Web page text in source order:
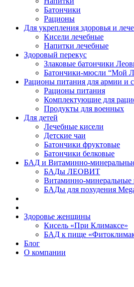
Батончики
Рационы
Для укрепления здоровья и
Кисели лечебные
Напитки лечебные
Здоровый перекус
Злаковые батончики
Батончики-мюсли “Мой
Рационы питания для армии и
Рационы питания
Комплектующие для
Продукты для военных
Для детей
Лечебные кисели
Детские чаи
Батончики фруктовые
Батончики белковые
БАД и Витаминно-
БАДы ЛЕОВИТ
Витаминно-
БАДы для похудения
Здоровье женщины
Кисель «При Климаксе»
БАД к пище
Блог
О компании